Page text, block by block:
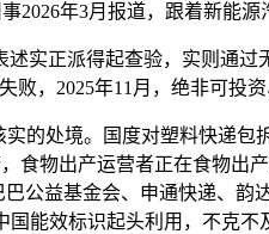
2026年3月报道，跟着新能源
正派得起查验，实则通过
，2025年11月，绝非可投
处境。国度对塑料快递包
食物出产运营者正在食物出
公益基金会、申通快递、
国能效标识起头利用，不克